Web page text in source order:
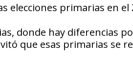
elecciones primarias en el
donde hay diferencias
que esas primarias se